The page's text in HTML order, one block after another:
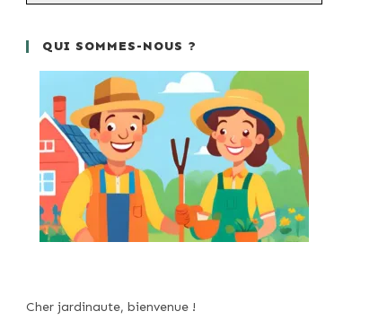
QUI SOMMES-NOUS ?
Cher jardinaute, bienvenue !